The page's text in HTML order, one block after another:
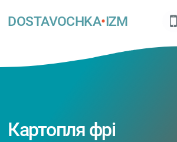
DOSTAVOCHKA•IZM
Картопля фрі